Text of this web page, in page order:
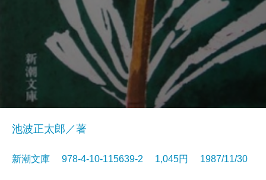
池波正太郎／著
新潮文庫 978-4-10-115639-2 1,045円 1987/11/30